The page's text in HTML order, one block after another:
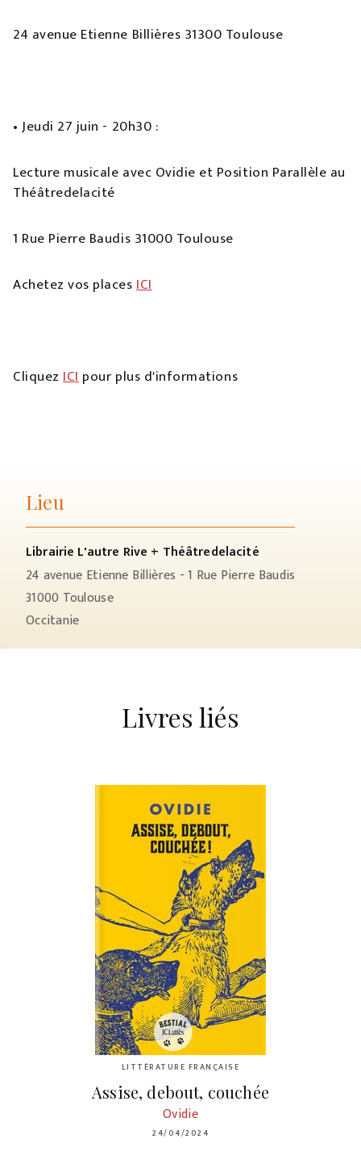
24 avenue Etienne Billières 31300 Toulouse
• Jeudi 27 juin - 20h30 :
Lecture musicale avec Ovidie et Position Parallèle au
Théâtredelacité
1 Rue Pierre Baudis 31000 Toulouse
Achetez vos placesICI
CliquezICIpour plus d'informations
Lieu
Librairie L'autre Rive + Théâtredelacité
24 avenue Etienne Billières - 1 Rue Pierre Baudis
31000 Toulouse
Occitanie
Livres liés
LITTÉRATURE FRANÇAISE
Assise, debout, couchée
Ovidie
24/04/2024